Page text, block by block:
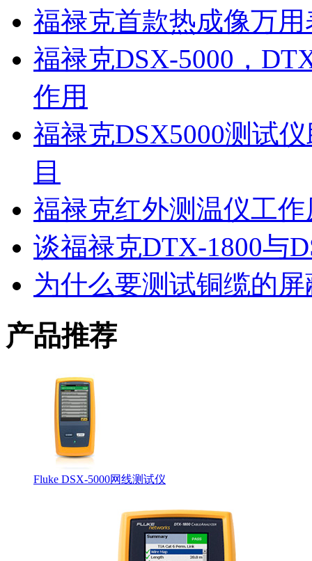
公司营业执照
WLAN无线工程师证书
福禄克首款热成像万
福禄克DSX-5000，
作用
福禄克DSX5000测试
目
福禄克红外测温仪工
谈福禄克DTX-1800与
为什么要测试铜缆的
产品推荐
Fluke DSX-5000网线测试仪